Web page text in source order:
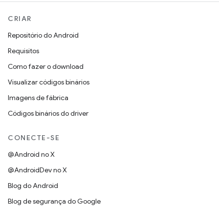
CRIAR
Repositório do Android
Requisitos
Como fazer o download
Visualizar códigos binários
Imagens de fábrica
Códigos binários do driver
CONECTE-SE
@Android no X
@AndroidDev no X
Blog do Android
Blog de segurança do Google